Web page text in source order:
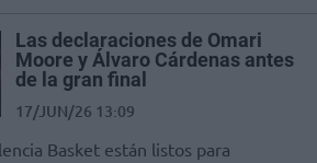
Las declaraciones de Omari
Moore y Álvaro Cárdenas antes
de la gran final
17/JUN/26 13:09
Basket están listos para